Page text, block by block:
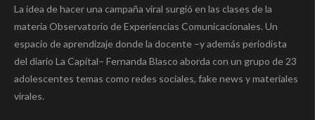
La idea de hacer una campaña viral surgió en las clases de la
materia Observatorio de Experiencias Comunicacionales. Un
espacio de aprendizaje donde la docente –y además periodista
del diario La Capital– Fernanda Blasco aborda con un grupo de 23
adolescentes temas como redes sociales, fake news y materiales
virales.